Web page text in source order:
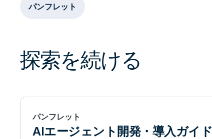
パンフレット
探索を続ける
パンフレット
AIエージェント開発・導入ガイド